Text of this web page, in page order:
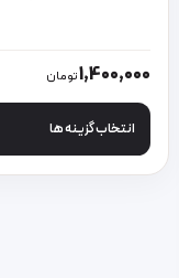
1,400,000تومان
انتخاب گزینه ها
این محصول دارای